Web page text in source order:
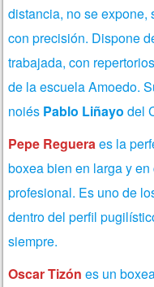
distancia, no se
con precisión. Dispone
trabajada, con
de la escuela Amoedo.
noiés Pablo Liñayo del
Pepe Regueraes la
boxea bien en larga y
profesional. Es uno de
dentro del perfil
siempre.
Oscar Tizón es un